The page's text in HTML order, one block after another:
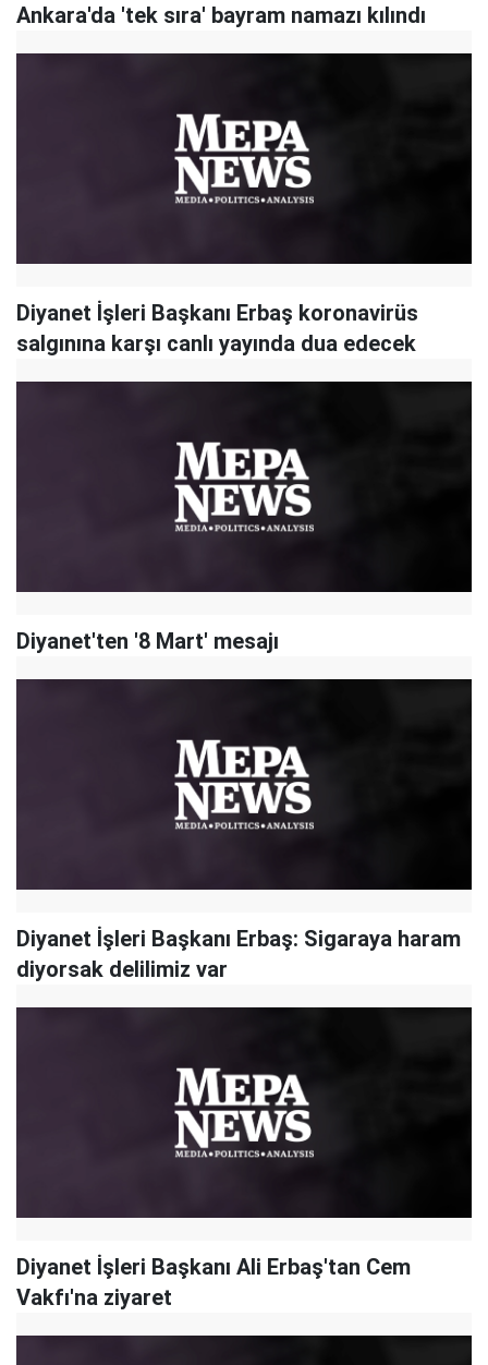
Ankara'da 'tek sıra' bayram namazı kılındı
Diyanet İşleri Başkanı Erbaş koronavirüs
salgınına karşı canlı yayında dua edecek
Diyanet'ten '8 Mart' mesajı
Diyanet İşleri Başkanı Erbaş: Sigaraya haram
diyorsak delilimiz var
Diyanet İşleri Başkanı Ali Erbaş'tan Cem
Vakfı'na ziyaret